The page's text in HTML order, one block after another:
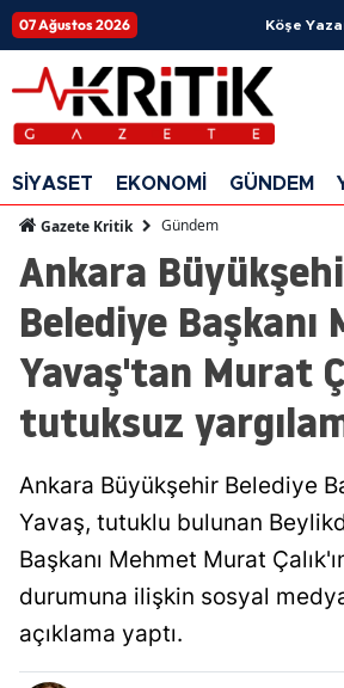
07 Ağustos 2026 Köşe
SİYASET EKONOMİ GÜNDEM
Gazete Kritik Gündem
Ankara
Belediye Başkanı
Yavaş'tan Murat
tutuksuz
Ankara Büyükşehir Belediye
Yavaş, tutuklu bulunan
Başkanı Mehmet Murat
durumuna ilişkin sosyal
açıklama yaptı.